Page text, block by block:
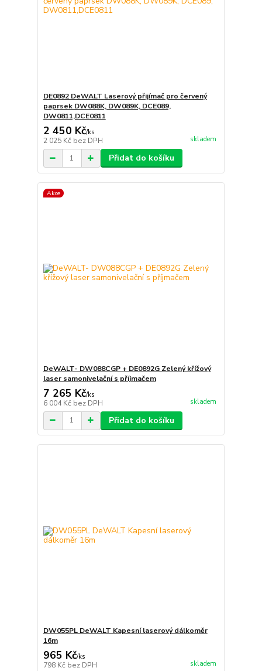
DE0892 DeWALT Laserový přijímač pro červený
paprsek DW088K, DW089K, DCE089,
DW0811,DCE0811
2 450 Kč/ks
2 025 Kč bez DPH skladem
Přidat do košíku
Akce
DeWALT- DW088CGP + DE0892G Zelený křížový
laser samonivelační s příjmačem
7 265 Kč/ks
6 004 Kč bez DPH skladem
Přidat do košíku
DW055PL DeWALT Kapesní laserový dálkoměr
16m
965 Kč/ks
798 Kč bez DPH skladem